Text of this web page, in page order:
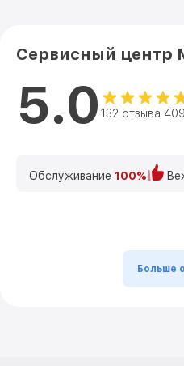
Сервисный центр
5.0 132 отзыва
Обслуживание 100%
Больше